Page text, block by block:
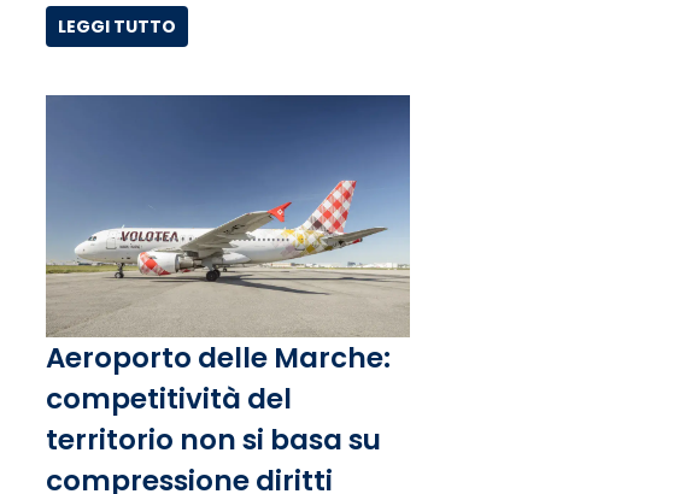
LEGGI TUTTO
Aeroporto delle Marche:
competitività del
territorio non si basa su
compressione diritti